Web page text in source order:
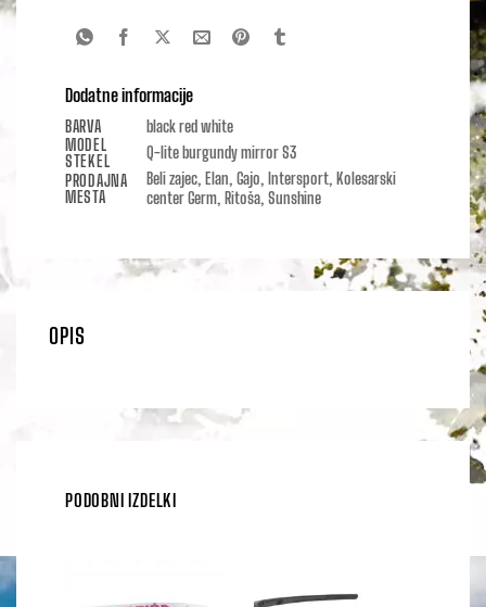
Dodatne informacije
BARVA
black red white
MODEL
STEKEL
Q-lite burgundy mirror S3
PRODAJNA
MESTA
Beli zajec, Elan, Gajo, Intersport, Kolesarski
center Germ, Ritoša, Sunshine
OPIS
PODOBNI IZDELKI